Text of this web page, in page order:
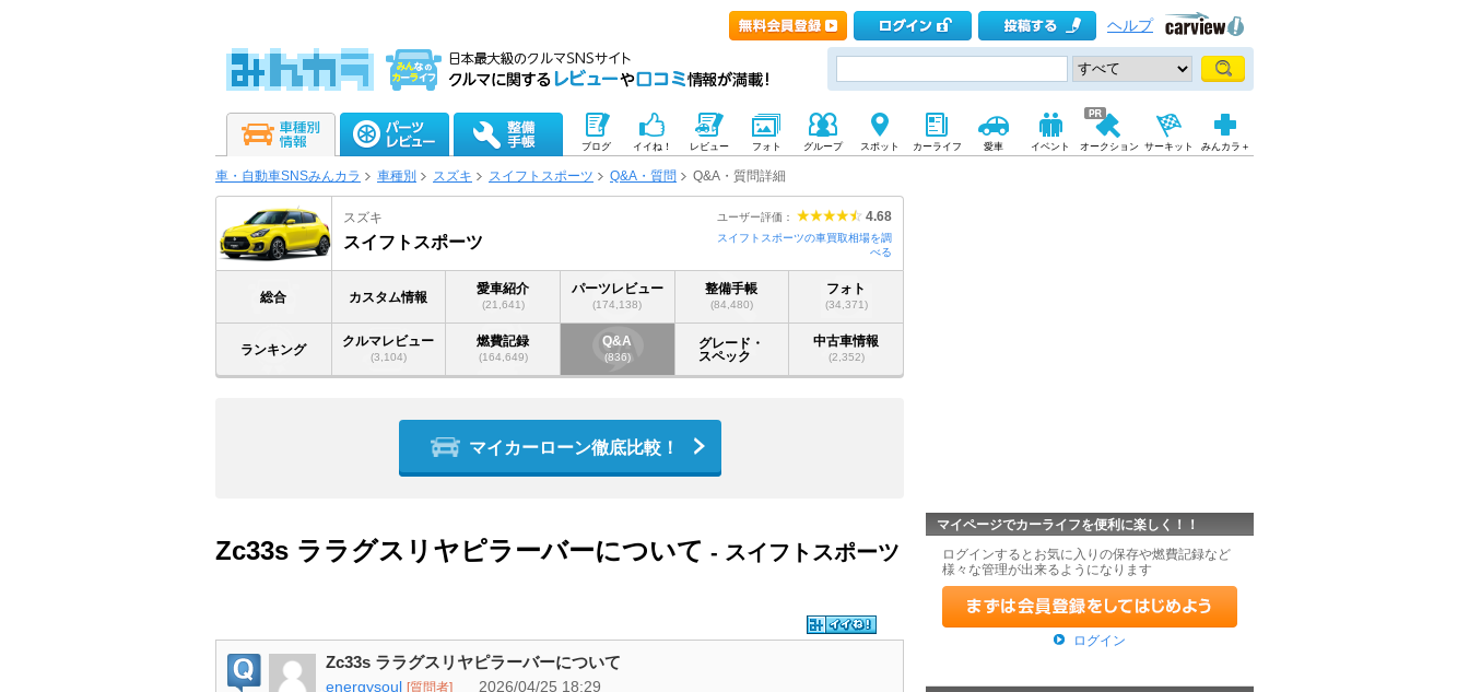
ヘルプ
ブログ イイね！ レビュー フォト グループ スポット カーライフ 愛車 イベント オークション サーキット みんカラ＋
車・自動車SNSみんカラ 車種別 スズキ スイフトスポーツ Q&A・質問 Q&A・質問詳細
ユーザー評価： 4.68
スズキ
スイフトスポーツ
スイフトスポーツの車買取相場を調
べる
総合 カスタム情報
愛車紹介
(21,641)
パーツレビュー
(174,138)
整備手帳
(84,480)
フォト
(34,371)
ランキング
クルマレビュー
(3,104)
燃費記録
(164,649)
Q&A
(836)
グレード・
スペック
中古車情報
(2,352)
マイカーローン徹底比較！
Zc33s ララグスリヤピラーバーについて - スイフトスポーツ
Zc33s ララグスリヤピラーバーについて
energysoul [質問者] 2026/04/25 18:29
マイページでカーライフを便利に楽しく！！
ログインするとお気に入りの保存や燃費記録など
様々な管理が出来るようになります
ログイン